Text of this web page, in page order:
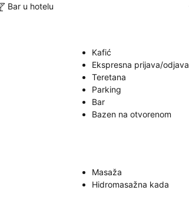
Bar u hotelu
Kafić
Ekspresna prijava/odjava
Teretana
Parking
Bar
Bazen na otvorenom
Masaža
Hidromasažna kada